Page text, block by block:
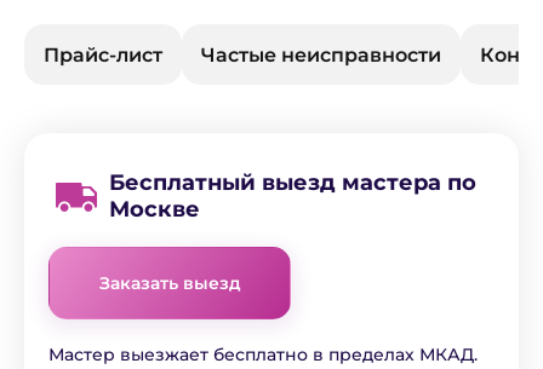
Прайс-лист Частые неисправности
Бесплатный выезд мастера по
Москве
Заказать выезд
Мастер выезжает бесплатно в пределах МКАД.